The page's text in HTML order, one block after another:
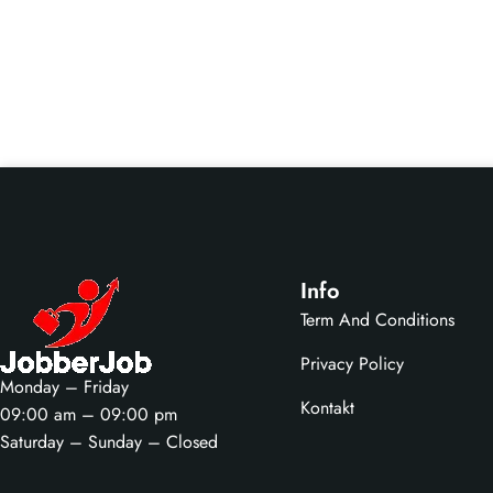
Monday – Friday
09:00 am – 09:00 pm
Saturday – Sunday – Closed
Info
Term And Conditions
Privacy Policy
Kontakt